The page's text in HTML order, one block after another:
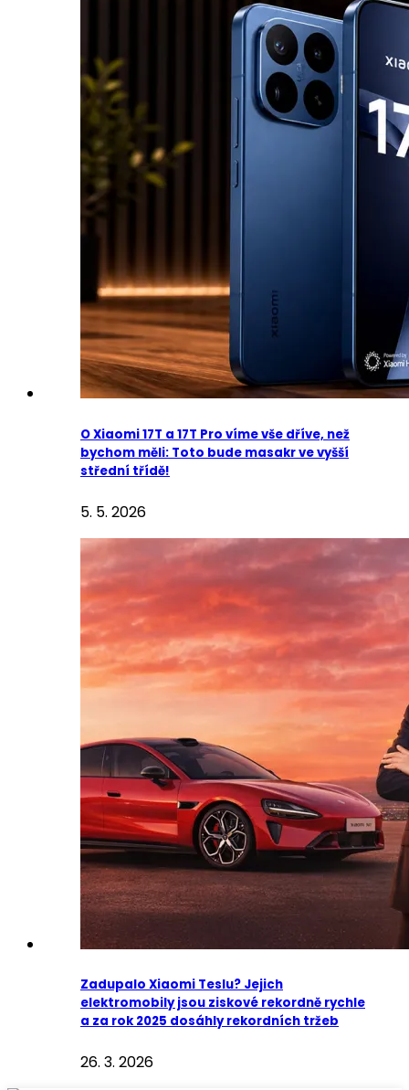
O Xiaomi 17T a 17T Pro víme vše dříve, než
bychom měli: Toto bude masakr ve vyšší
střední třídě!
5. 5. 2026
Zadupalo Xiaomi Teslu? Jejich
elektromobily jsou ziskové rekordně rychle
a za rok 2025 dosáhly rekordních tržeb
26. 3. 2026